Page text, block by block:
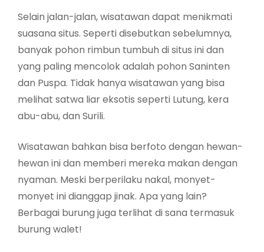
Selain jalan-jalan, wisatawan dapat menikmati
suasana situs. Seperti disebutkan sebelumnya,
banyak pohon rimbun tumbuh di situs ini dan
yang paling mencolok adalah pohon Saninten
dan Puspa. Tidak hanya wisatawan yang bisa
melihat satwa liar eksotis seperti Lutung, kera
abu-abu, dan Surili.
Wisatawan bahkan bisa berfoto dengan hewan-
hewan ini dan memberi mereka makan dengan
nyaman. Meski berperilaku nakal, monyet-
monyet ini dianggap jinak. Apa yang lain?
Berbagai burung juga terlihat di sana termasuk
burung walet!